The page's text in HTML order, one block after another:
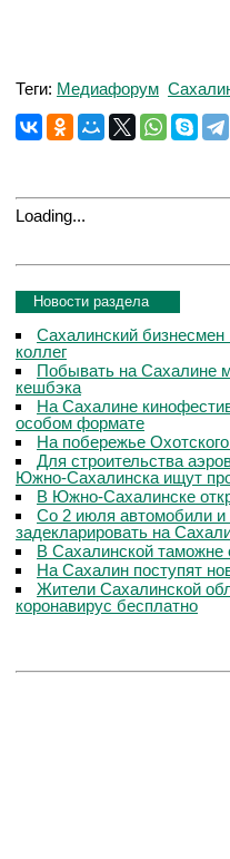
Теги: Медиафорум
Loading...
Новости раздела
Сахалинский бизнесмен
коллег
Побывать на Сахалине
кешбэка
На Сахалине
особом формате
На побережье
Для строительства
Южно-Сахалинска ищут
В Южно-Сахалинске
Со 2 июля автомобили
задекларировать на
В Сахалинской таможне
На Сахалин поступят
Жители Сахалинской
коронавирус бесплатно